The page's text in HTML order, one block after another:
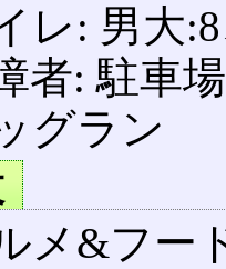
レ: 男大
者: 駐車
グラン
メ&フー